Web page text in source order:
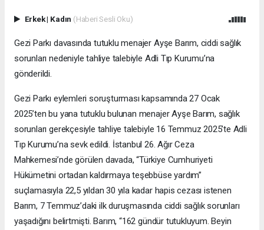
Erkek| Kadın (Haberi Sesli Oku)
Gezi Parkı davasında tutuklu menajer Ayşe Barım, ciddi sağlık
sorunları nedeniyle tahliye talebiyle Adli Tıp Kurumu’na
gönderildi.
Gezi Parkı eylemleri soruşturması kapsamında 27 Ocak
2025’ten bu yana tutuklu bulunan menajer Ayşe Barım, sağlık
sorunları gerekçesiyle tahliye talebiyle 16 Temmuz 2025’te Adli
Tıp Kurumu’na sevk edildi. İstanbul 26. Ağır Ceza
Mahkemesi’nde görülen davada, “Türkiye Cumhuriyeti
Hükümetini ortadan kaldırmaya teşebbüse yardım”
suçlamasıyla 22,5 yıldan 30 yıla kadar hapis cezası istenen
Barım, 7 Temmuz’daki ilk duruşmasında ciddi sağlık sorunları
yaşadığını belirtmişti. Barım, “162 gündür tutukluyum. Beyin